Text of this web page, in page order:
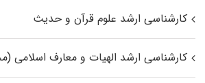
کارشناسی ارشد علوم قرآن و حدیث
کارشناسی ارشد الهیات و معارف